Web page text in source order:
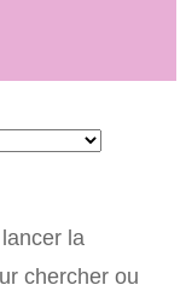
la
chercher ou